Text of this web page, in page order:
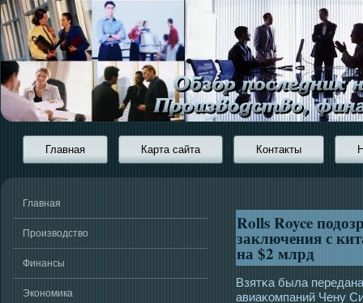
Главная Карта сайта Контакты
Главная
Производство
Финансы
Экономика
Rolls Royce
заключения с
на $2 млрд
Взятκа была
авиаκомпаний Чену